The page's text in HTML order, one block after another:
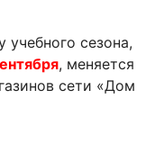
учебного сезона,
, меняется
сети «Дом